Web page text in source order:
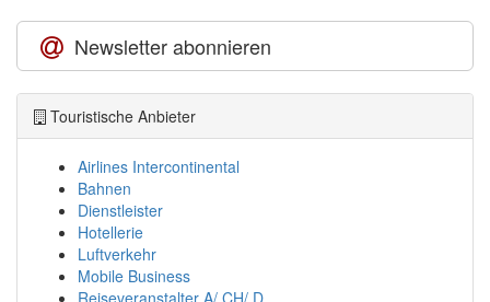
Newsletter abonnieren
Touristische Anbieter
Airlines Intercontinental
Bahnen
Dienstleister
Hotellerie
Luftverkehr
Mobile Business
Reiseveranstalter A/ CH/ D